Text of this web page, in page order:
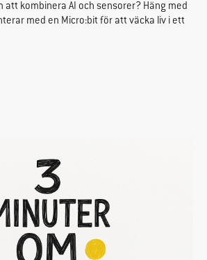
att kombinera AI och sensorer? Häng med
med en Micro:bit för att väcka liv i ett